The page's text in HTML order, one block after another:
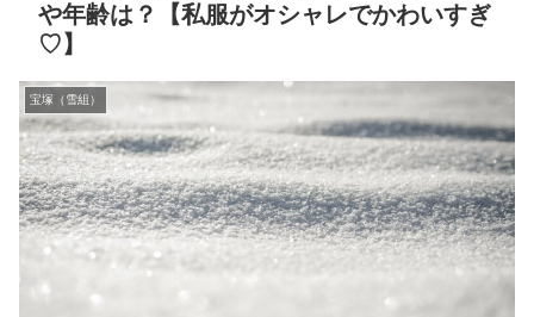
や年齢は？【私服がオシャレでかわいすぎ
♡】
宝塚（雪組）